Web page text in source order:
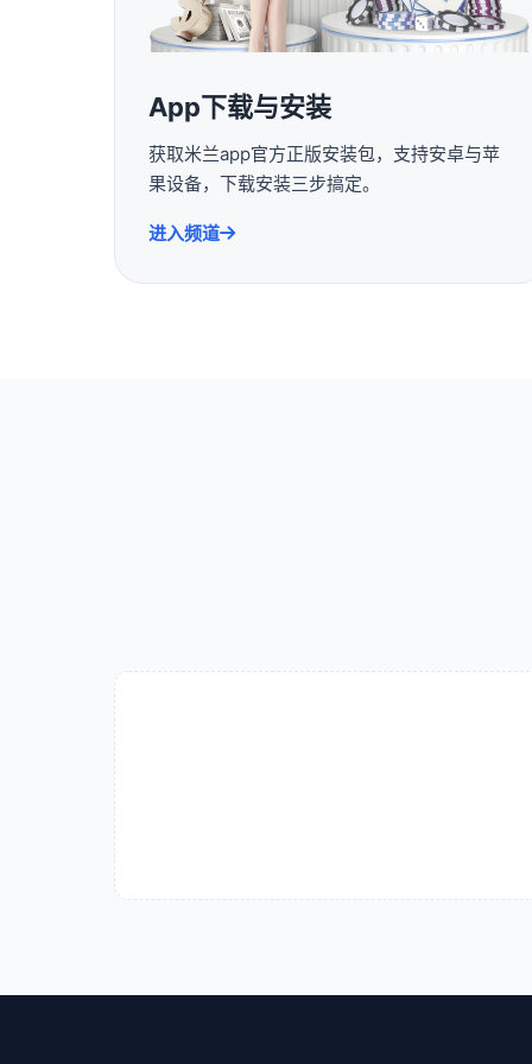
App下载与安装
获取米兰app官方正版安装包，支持安卓与苹
果设备，下载安装三步搞定。
进入频道